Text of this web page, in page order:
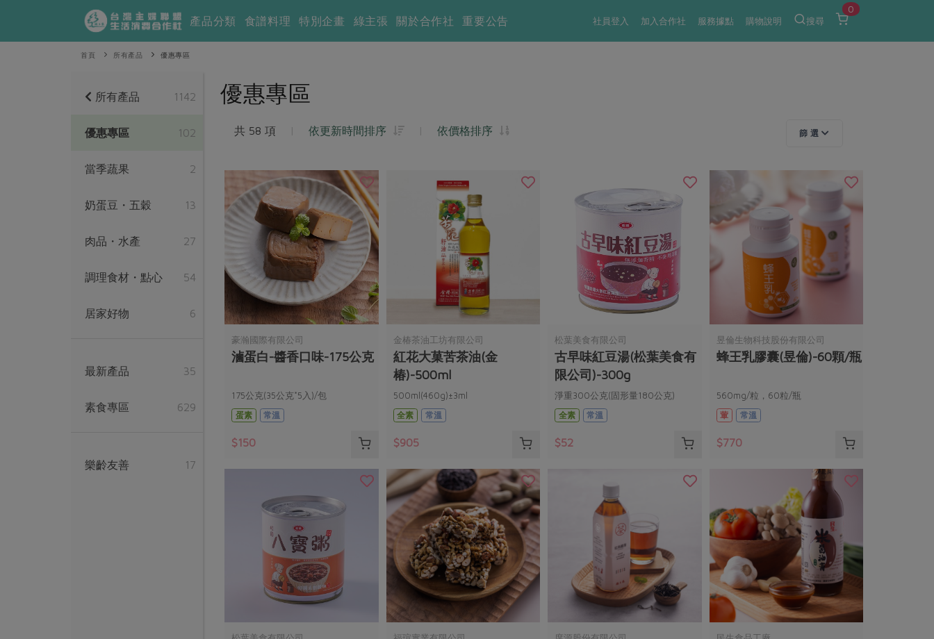
社員登入 加入合作社 服務據點 購物說明 搜尋
0
產品分類 食譜料理 特別企畫 綠主張 關於合作社 重要公告
首頁 所有產品 優惠專區
優惠專區
共 58 項 | 依更新時間排序 | 依價格排序 篩 選
豪瀚國際有限公司
滷蛋白-醬香口味-175公克
175公克(35公克*5入)/包
蛋素
常溫
$150
金椿茶油工坊有限公司
紅花大菓苦茶油(金
椿)-500ml
500ml(460g)±3ml
全素
常溫
$905
松葉美食有限公司
古早味紅豆湯(松葉美食有
限公司)-300g
淨重300公克(固形量180公克)
全素
常溫
$52
昱倫生物科技股份有限公司
蜂王乳膠囊(昱倫)-60顆/瓶
560mg/粒，60粒/瓶
葷
常溫
$770
所有產品 1142
優惠專區 102
當季蔬果 2
奶蛋豆・五穀 13
肉品・水產 27
調理食材・點心 54
居家好物 6
最新產品 35
素食專區 629
樂齡友善 17